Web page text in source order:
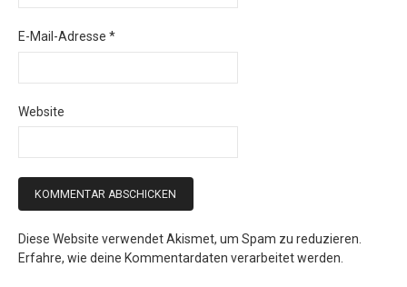
E-Mail-Adresse *
Website
Diese Website verwendet Akismet, um Spam zu reduzieren.
Erfahre, wie deine Kommentardaten verarbeitet werden.